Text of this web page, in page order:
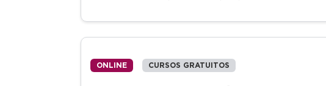
ONLINE CURSOS GRATUITOS